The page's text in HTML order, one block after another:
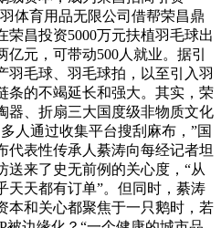
体育用品无限公司借帮荣昌鼎
荣昌投资5000万元扶植羽毛球出
元，可带动500人就业。据引
羽毛球、羽毛球拍，以至引入羽
条的不竭延长和强大。其实，荣
器、折扇三大国度级非物质文化
人通过收集平台搜刮麻布，”国
代表性传承人綦涛向每经记者坦
送来了史无前例的关心度，“从
天天都有订单”。但同时，綦涛
本和关心都聚焦于一只鹅时，若